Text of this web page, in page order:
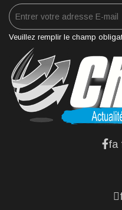
Veuillez remplir le champ
fa